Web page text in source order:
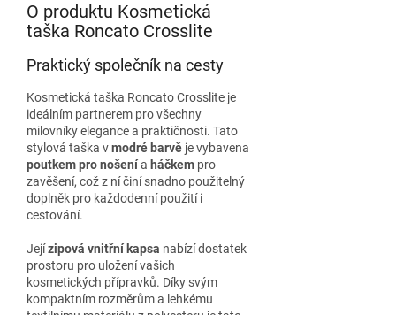
O produktu Kosmetická
taška Roncato Crosslite
Praktický společník na cesty
Kosmetická taška Roncato Crosslite je
ideálním partnerem pro všechny
milovníky elegance a praktičnosti. Tato
stylová taška vmodré barvě je vybavena
poutkem pro nošenía háčkem pro
zavěšení, což z ní činí snadno použitelný
doplněk pro každodenní použití i
cestování.
Jejízipová vnitřní kapsa nabízí dostatek
prostoru pro uložení vašich
kosmetických přípravků. Díky svým
kompaktním rozměrům a lehkému